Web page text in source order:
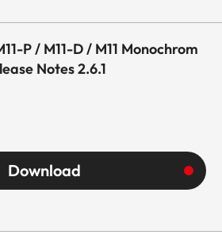
P / M11-D / M11 Monochrom
Notes 2.6.1
Download